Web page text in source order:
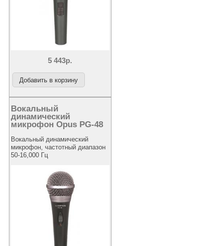
5 443р.
Вокальный
динамический
микрофон Opus PG-48
Вокальный динамический
микрофон, частотный диапазон
50-16,000 Гц